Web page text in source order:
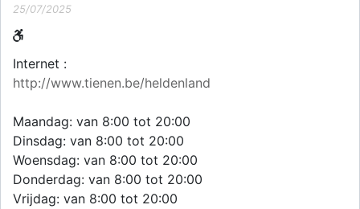
25/07/2025
Internet :
http://www.tienen.be/heldenland
Maandag: van 8:00 tot 20:00
Dinsdag: van 8:00 tot 20:00
Woensdag: van 8:00 tot 20:00
Donderdag: van 8:00 tot 20:00
Vrijdag: van 8:00 tot 20:00